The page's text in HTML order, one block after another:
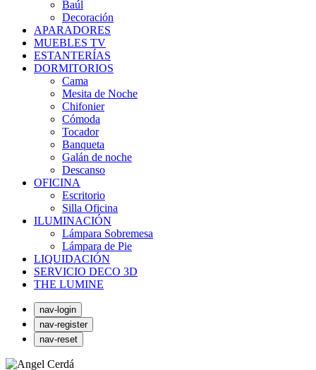
Baúl
Decoración
APARADORES
MUEBLES TV
ESTANTERÍAS
DORMITORIOS
Cama
Mesita de Noche
Chifonier
Cómoda
Tocador
Banqueta
Galán de noche
Descanso
OFICINA
Escritorio
Silla Oficina
ILUMINACIÓN
Lámpara Sobremesa
Lámpara de Pie
LIQUIDACIÓN
SERVICIO DECO 3D
THE LUMINE
nav-login
nav-register
nav-reset